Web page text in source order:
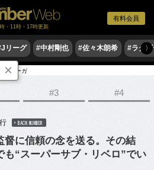
有料会員
・11時・17時更新
リーグ #中村剛也 #佐々木朗希 #ラグ〉
スリーガ
#3 #4
BACK NUMBER
督に信頼の念を送る。その結
“スーパーサブ・リベロ”でい
×